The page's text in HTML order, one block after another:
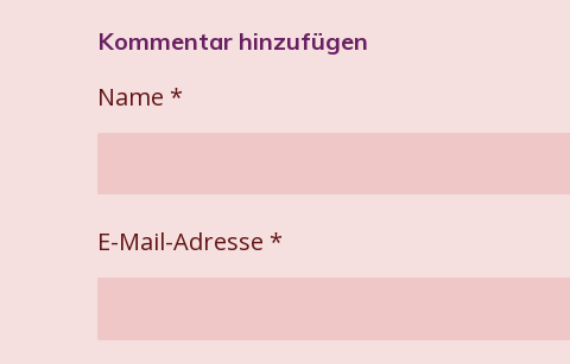
l
n
l
n
l
Kommentar hinzufügen
Name *
E-Mail-Adresse *